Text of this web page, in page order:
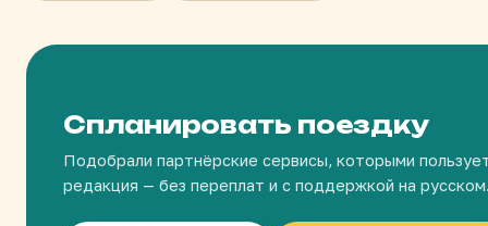
Спланировать поездку
Подобрали партнёрские сервисы, которыми
редакция — без переплат и с поддержкой на